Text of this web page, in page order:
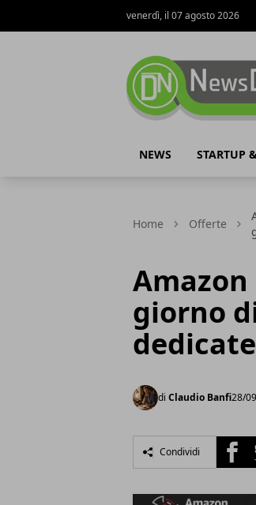
venerdì, il 07 agosto 2026
NEWS STARTUP
Home Offerte
Amazon
giorno
di Claudio Banfi28/
Condividi